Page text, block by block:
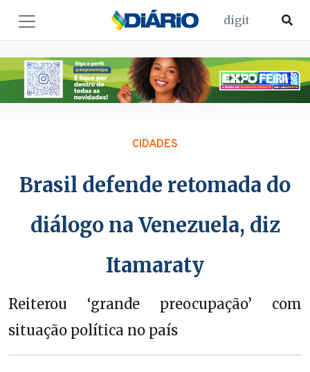
CIDADES
Brasil defende retomada do
diálogo na Venezuela, diz
Itamaraty
Reiterou ‘grande preocupação’ com
situação política no país